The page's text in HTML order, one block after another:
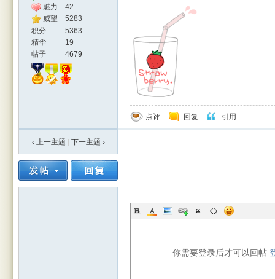
este
魅力
42
威望
5283
积分
5363
精华
19
帖子
4679
点评 回复 引用
‹ 上一主题 下一主题 ›
你需要登录后才可以回帖